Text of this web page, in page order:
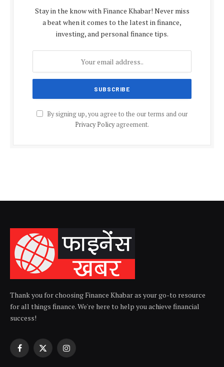
Stay in the know with Finance Khabar! Never miss
a beat when it comes to the latest in finance,
investing, and personal finance tips.
By signing up, you agree to the our terms and our
Privacy Policyagreement.
Thank you for choosing Finance Khabar as your go-to resource
for all things finance. We're here to help you achieve financial
success!
Facebook
X
Instagram